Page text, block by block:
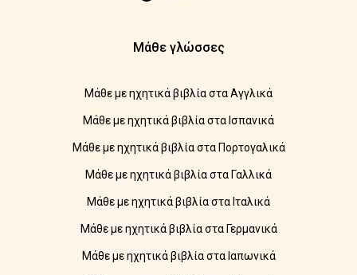
Μάθε γλώσσες
Μάθε με ηχητικά βιβλία στα Αγγλικά
Μάθε με ηχητικά βιβλία στα Ισπανικά
Μάθε με ηχητικά βιβλία στα Πορτογαλικά
Μάθε με ηχητικά βιβλία στα Γαλλικά
Μάθε με ηχητικά βιβλία στα Ιταλικά
Μάθε με ηχητικά βιβλία στα Γερμανικά
Μάθε με ηχητικά βιβλία στα Ιαπωνικά